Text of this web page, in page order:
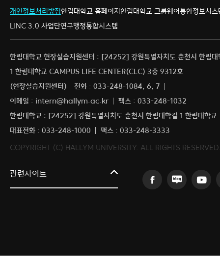
개인정보처리방침한림대학교 홈페이지한림대학교 그룹웨어통합정보시스
LINC 3.0 사업단연구행정통합시스템
한림대학교 현장실습지원센터 : [24252] 강원특별자치도 춘천시 한림대
1 한림대학교 CAMPUS LIFE CENTER(CLC) 3층 9312호
(현장실습지원센터)
전화 : 033-248-1084, 6, 7
이메일 : intern@hallym.ac.kr
팩스 : 033-248-1032
한림대학교 : [24252] 강원특별자치도 춘천시 한림대학길 1 한림대학교
대표전화 : 033-248-1000
팩스 : 033-248-3333
COPYRIGHT (C) HALLYM UNIVERSITY. ALL RIGHTS
관련사이트
커뮤니티교육원